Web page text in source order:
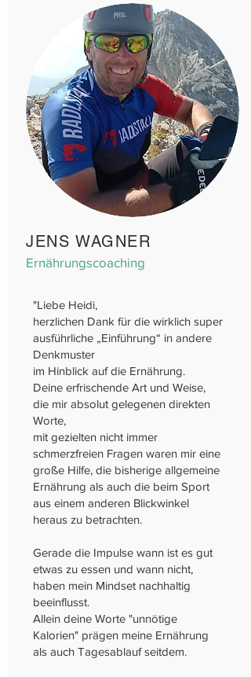
JENS WAGNER
Ernährungscoaching
"Liebe Heidi,
herzlichen Dank für die wirklich super
ausführliche „Einführung“ in andere
Denkmuster
im Hinblick auf die Ernährung.
Deine erfrischende Art und Weise,
die mir absolut gelegenen direkten
Worte,
mit gezielten nicht immer
schmerzfreien Fragen waren mir eine
große Hilfe, die bisherige allgemeine
Ernährung als auch die beim Sport
aus einem anderen Blickwinkel
heraus zu betrachten.
Gerade die Impulse wann ist es gut
etwas zu essen und wann nicht,
haben mein Mindset nachhaltig
beeinflusst.
Allein deine Worte "unnötige
Kalorien" prägen meine Ernährung
als auch Tagesablauf seitdem.